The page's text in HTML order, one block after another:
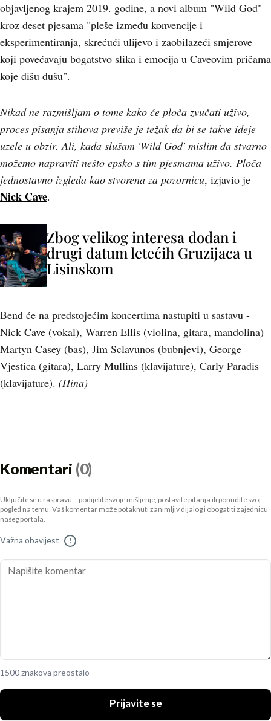
objavljenog krajem 2019. godine, a novi album "Wild God"
kroz deset pjesama "pleše između konvencije i
eksperimentiranja, skrećući ulijevo i zaobilazeći smjerove
koji povećavaju bogatstvo slika i emocija u Caveovim pričama
koje dišu dušu".
Nikad ne razmišljam o tome kako će ploča zvučati uživo,
proces pisanja stihova previše je težak da bi se takve ideje
uzele u obzir. Ali, kada slušam 'Wild God' mislim da stvarno
možemo napraviti nešto epsko s tim pjesmama uživo. Ploča
jednostavno izgleda kao stvorena za pozornicu, izjavio je
Nick Cave.
Zbog velikog interesa dodan i
drugi datum letećih Gruzijaca u
Lisinskom
Bend će na predstojećim koncertima nastupiti u sastavu -
Nick Cave (vokal), Warren Ellis (violina, gitara, mandolina)
Martyn Casey (bas), Jim Sclavunos (bubnjevi), George
Vjestica (gitara), Larry Mullins (klavijature), Carly Paradis
(klavijature). (Hina)
Komentari (0)
Uključite se u raspravu – podijelite svoje mišljenje, postavite pitanja ili ponudite svoj
pogled na temu. Vaš komentar može potaknuti zanimljiv dijalog i obogatiti zajednicu
našeg portala.
Važna obavijest !
1500 znakova preostalo
Prijavite se